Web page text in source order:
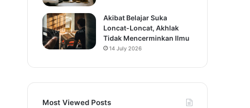
Akibat Belajar Suka
Loncat-Loncat, Akhlak
Tidak Mencerminkan Ilmu
14 July 2026
Most Viewed Posts